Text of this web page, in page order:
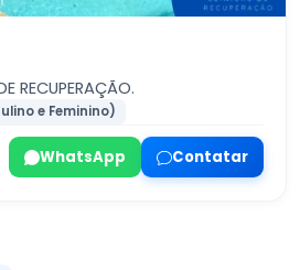
RECUPERAÇÃO.
e Feminino)
WhatsApp Contatar